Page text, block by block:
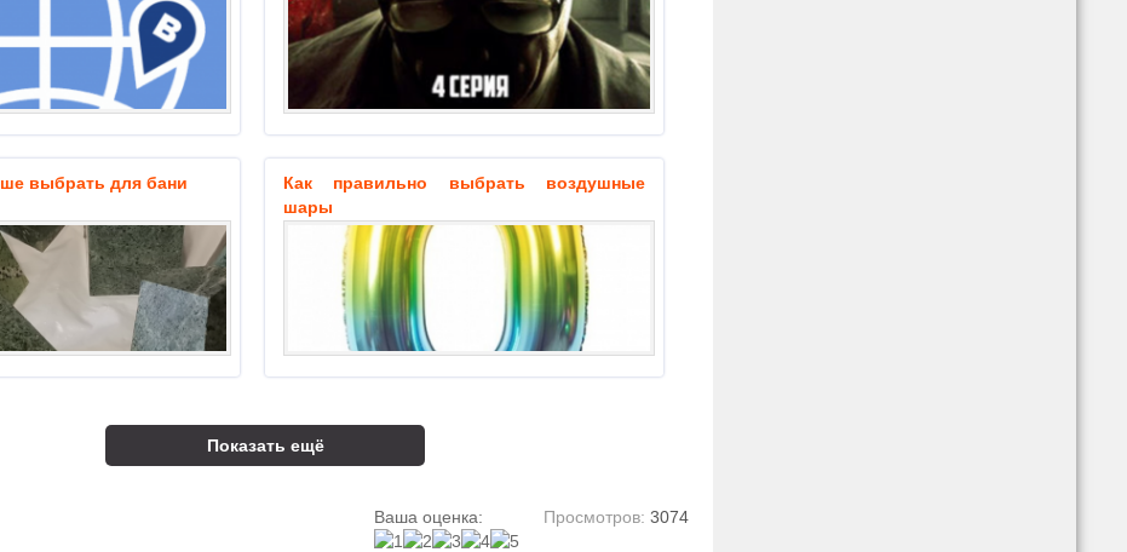
выбрать для бани
Как правильно выбрать воздушные
шары
Показать ещё
Просмотров: 3074
Ваша оценка: